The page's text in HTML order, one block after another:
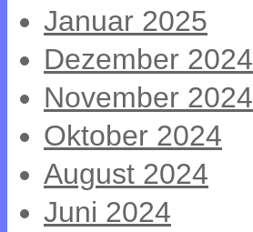
Januar 2025
Dezember 2024
November 2024
Oktober 2024
August 2024
Juni 2024